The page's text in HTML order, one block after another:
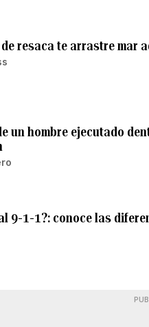
resaca te arrastre mar
un hombre ejecutado
9-1-1?: conoce las